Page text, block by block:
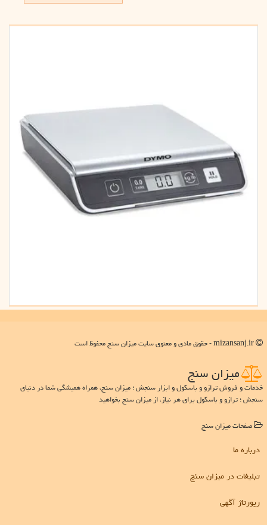
میزان سنج
خدمات و فروش ترازو و باسکول و ابزار سنجش ؛ میزان سنج، همراه همیشگی شما در دنیای
سنجش ؛ ترازو و باسکول برای هر نیاز، از میزان سنج بخواهید
صفحات میزان سنج
درباره ما
تبلیغات در میزان سنج
رپورتاژ آگهی